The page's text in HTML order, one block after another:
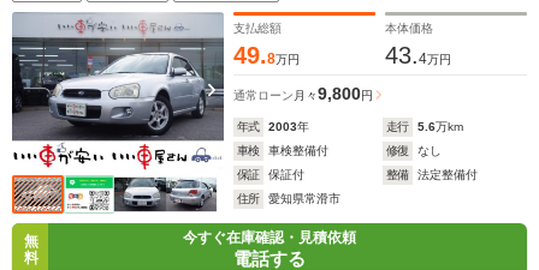
支払総額
49.8万円
本体価格
43.4万円
通常ローン 月々9,800円
年式 2003年 走行 5.6万km
車検
車検整備付 修復
なし
保証
保証付 整備
法定整備付
住所
愛知県常滑市
無
料
今すぐ在庫確認・見積依頼
電話する